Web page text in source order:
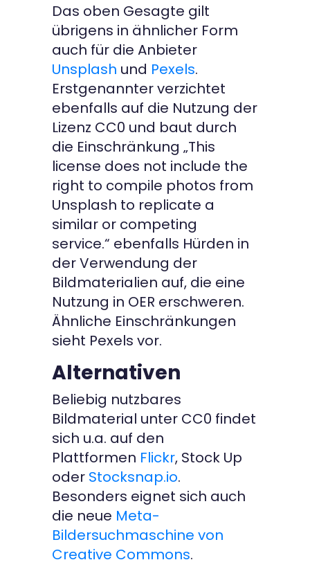
Das oben Gesagte gilt
übrigens in ähnlicher Form
auch für die Anbieter
Unsplash und Pexels.
Erstgenannter verzichtet
ebenfalls auf die Nutzung der
Lizenz CC0 und baut durch
die Einschränkung „This
license does not include the
right to compile photos from
Unsplash to replicate a
similar or competing
service.“ ebenfalls Hürden in
der Verwendung der
Bildmaterialien auf, die eine
Nutzung in OER erschweren.
Ähnliche Einschränkungen
sieht Pexels vor.
Alternativen
Beliebig nutzbares
Bildmaterial unter CC0 findet
sich u.a. auf den
Plattformen Flickr, Stock Up
oder Stocksnap.io.
Besonders eignet sich auch
die neue Meta-
Bildersuchmaschine von
Creative Commons.